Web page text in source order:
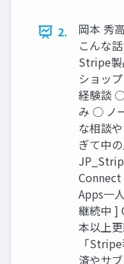
2.
岡本 秀
こんな
Stripe製
ショッ
経験談
み ○ ノ
な相談
ぎて中
Apps一
継続中 ]
本以上
「
済やサ